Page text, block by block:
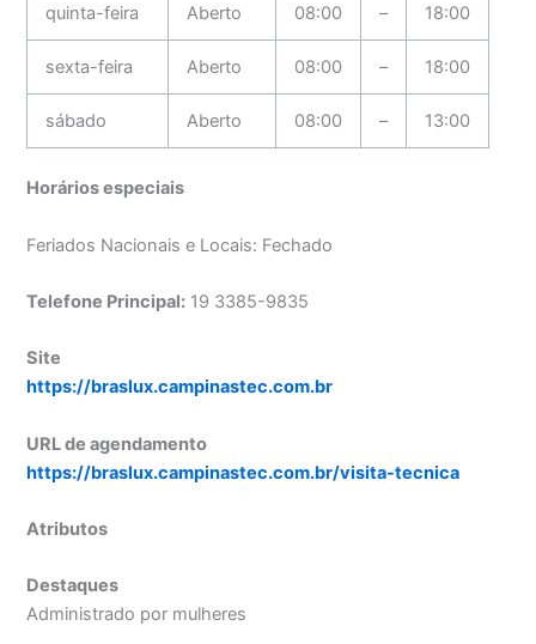
quinta-feira Aberto 08:00 – 18:00
sexta-feira Aberto 08:00 – 18:00
sábado Aberto 08:00 – 13:00
Horários especiais
Feriados Nacionais e Locais: Fechado
Telefone Principal: 19 3385-9835
Site
https://braslux.campinastec.com.br
URL de agendamento
https://braslux.campinastec.com.br/visita-tecnica
Atributos
Destaques
Administrado por mulheres